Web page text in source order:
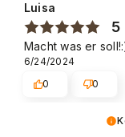
machen. Mit
Luisa
5
Macht was er
6/24/2024
0
0